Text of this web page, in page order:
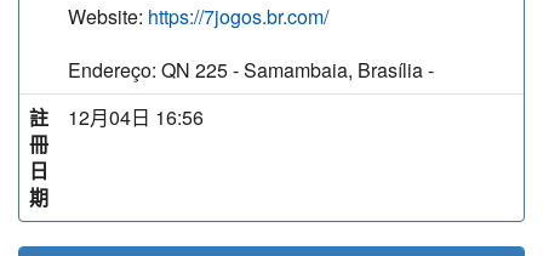
Website: https://7jogos.br.com/
Endereço: QN 225 - Samambaia, Brasília -
註
冊
日
期
12月04日 16:56